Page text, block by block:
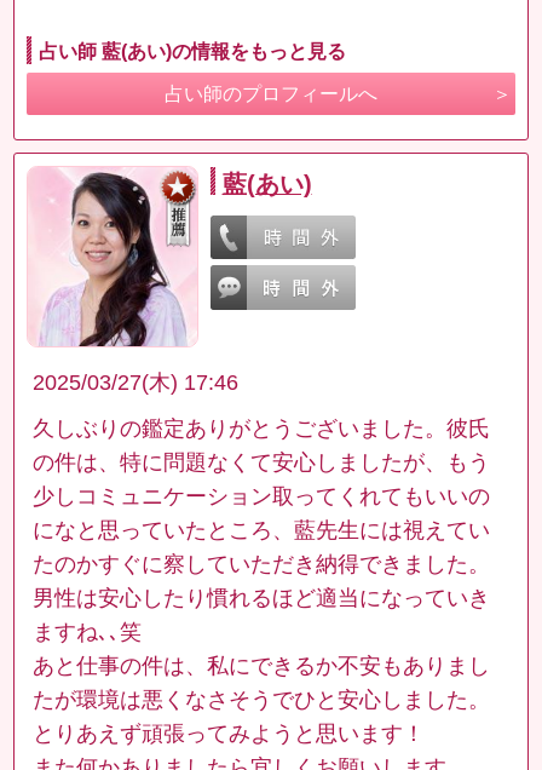
占い師 藍(あい)の情報をもっと見る
占い師のプロフィールへ
藍(あい)
2025/03/27(木) 17:46
久しぶりの鑑定ありがとうございました。彼氏
の件は、特に問題なくて安心しましたが、もう
少しコミュニケーション取ってくれてもいいの
になと思っていたところ、藍先生には視えてい
たのかすぐに察していただき納得できました。
男性は安心したり慣れるほど適当になっていき
ますね､､笑
あと仕事の件は、私にできるか不安もありまし
たが環境は悪くなさそうでひと安心しました。
とりあえず頑張ってみようと思います！